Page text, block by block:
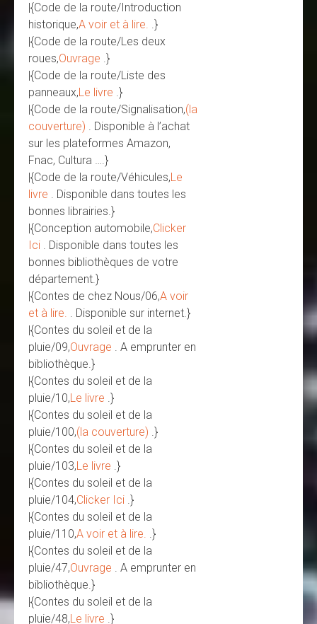
|{Code de la route/Introduction
historique,A voir et à lire. .}
|{Code de la route/Les deux
roues,Ouvrage .}
|{Code de la route/Liste des
panneaux,Le livre .}
|{Code de la route/Signalisation,(la
couverture) . Disponible à l’achat
sur les plateformes Amazon,
Fnac, Cultura ….}
|{Code de la route/Véhicules,Le
livre . Disponible dans toutes les
bonnes librairies.}
|{Conception automobile,Clicker
Ici . Disponible dans toutes les
bonnes bibliothèques de votre
département.}
|{Contes de chez Nous/06,A voir
et à lire. . Disponible sur internet.}
|{Contes du soleil et de la
pluie/09,Ouvrage . A emprunter en
bibliothèque.}
|{Contes du soleil et de la
pluie/10,Le livre .}
|{Contes du soleil et de la
pluie/100,(la couverture) .}
|{Contes du soleil et de la
pluie/103,Le livre .}
|{Contes du soleil et de la
pluie/104,Clicker Ici .}
|{Contes du soleil et de la
pluie/110,A voir et à lire. .}
|{Contes du soleil et de la
pluie/47,Ouvrage . A emprunter en
bibliothèque.}
|{Contes du soleil et de la
pluie/48,Le livre .}